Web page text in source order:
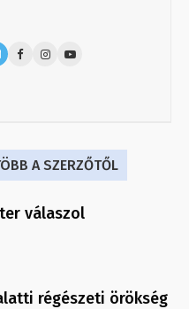
A SZERZŐTŐL
válaszol
régészeti örökség